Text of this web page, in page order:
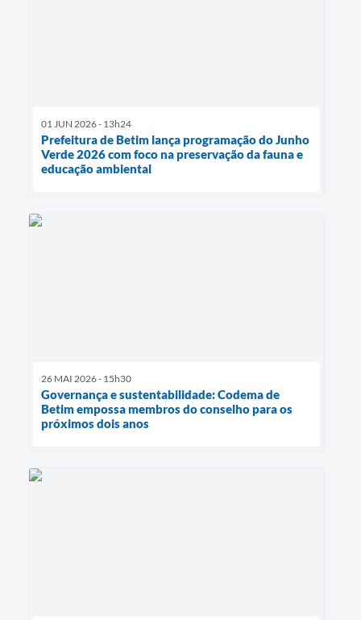
01 JUN 2026 - 13h24
Prefeitura de Betim lança programação do Junho
Verde 2026 com foco na preservação da fauna e
educação ambiental
26 MAI 2026 - 15h30
Governança e sustentabilidade: Codema de
Betim empossa membros do conselho para os
próximos dois anos